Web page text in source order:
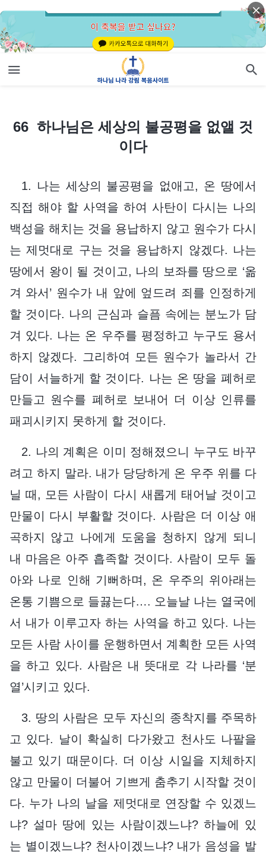
66 하나님은 세상의 불공평을 없앨 것이다
66 하나님은 세상의 불공평을 없앨 것
이다
1. 나는 세상의 불공평을 없애고, 온 땅에서
직접 해야 할 사역을 하여 사탄이 다시는 나의
백성을 해치는 것을 용납하지 않고 원수가 다시
는 제멋대로 구는 것을 용납하지 않겠다. 나는
땅에서 왕이 될 것이고, 나의 보좌를 땅으로 ‘옮
겨 와서’ 원수가 내 앞에 엎드려 죄를 인정하게
할 것이다. 나의 근심과 슬픔 속에는 분노가 담
겨 있다. 나는 온 우주를 평정하고 누구도 용서
하지 않겠다. 그리하여 모든 원수가 놀라서 간
담이 서늘하게 할 것이다. 나는 온 땅을 폐허로
만들고 원수를 폐허로 보내어 더 이상 인류를
패괴시키지 못하게 할 것이다.
2. 나의 계획은 이미 정해졌으니 누구도 바꾸
려고 하지 말라. 내가 당당하게 온 우주 위를 다
닐 때, 모든 사람이 다시 새롭게 태어날 것이고
만물이 다시 부활할 것이다. 사람은 더 이상 애
곡하지 않고 나에게 도움을 청하지 않게 되니
내 마음은 아주 흡족할 것이다. 사람이 모두 돌
아와 나로 인해 기뻐하며, 온 우주의 위아래는
온통 기쁨으로 들끓는다…. 오늘날 나는 열국에
서 내가 이루고자 하는 사역을 하고 있다. 나는
모든 사람 사이를 운행하면서 계획한 모든 사역
을 하고 있다. 사람은 내 뜻대로 각 나라를 ‘분
열’시키고 있다.
3. 땅의 사람은 모두 자신의 종착지를 주목하
고 있다. 날이 확실히 다가왔고 천사도 나팔을
불고 있기 때문이다. 더 이상 시일을 지체하지
않고 만물이 더불어 기쁘게 춤추기 시작할 것이
다. 누가 나의 날을 제멋대로 연장할 수 있겠느
냐? 설마 땅에 있는 사람이겠느냐? 하늘에 있
는 별이겠느냐? 천사이겠느냐? 내가 음성을 발